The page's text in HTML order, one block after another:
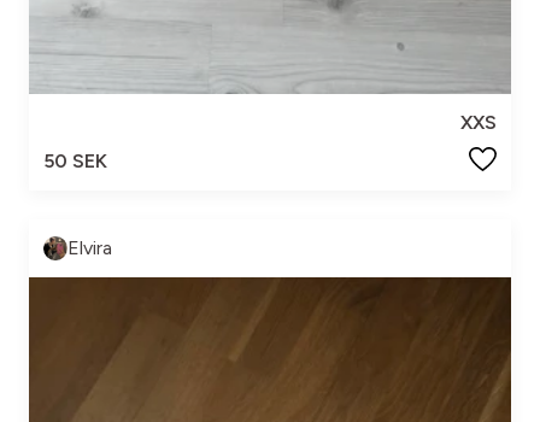
XXS
50 SEK
Elvira